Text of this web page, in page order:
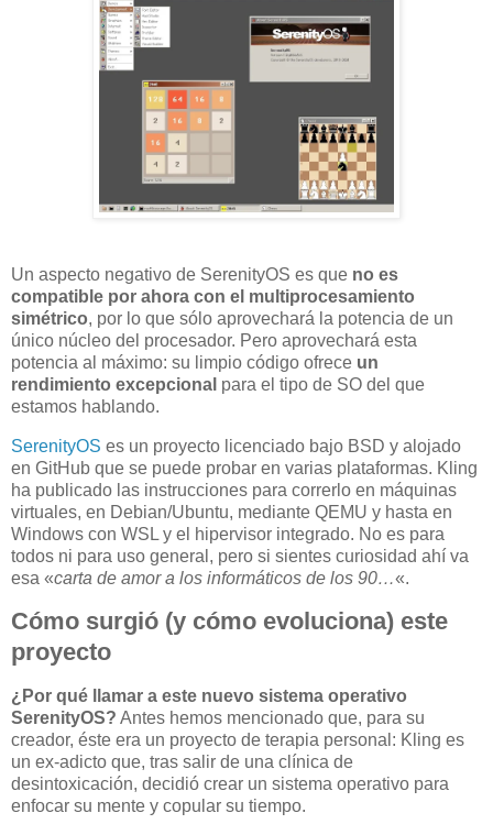
Un aspecto negativo de SerenityOS es que no es
compatible por ahora con el multiprocesamiento
simétrico, por lo que sólo aprovechará la potencia de un
único núcleo del procesador. Pero aprovechará esta
potencia al máximo: su limpio código ofrece un
rendimiento excepcional para el tipo de SO del que
estamos hablando.
SerenityOS es un proyecto licenciado bajo BSD y alojado
en GitHub que se puede probar en varias plataformas. Kling
ha publicado las instrucciones para correrlo en máquinas
virtuales, en Debian/Ubuntu, mediante QEMU y hasta en
Windows con WSL y el hipervisor integrado. No es para
todos ni para uso general, pero si sientes curiosidad ahí va
esa «carta de amor a los informáticos de los 90…«.
Cómo surgió (y cómo evoluciona) este
proyecto
¿Por qué llamar a este nuevo sistema operativo
SerenityOS? Antes hemos mencionado que, para su
creador, éste era un proyecto de terapia personal: Kling es
un ex-adicto que, tras salir de una clínica de
desintoxicación, decidió crear un sistema operativo para
enfocar su mente y copular su tiempo.